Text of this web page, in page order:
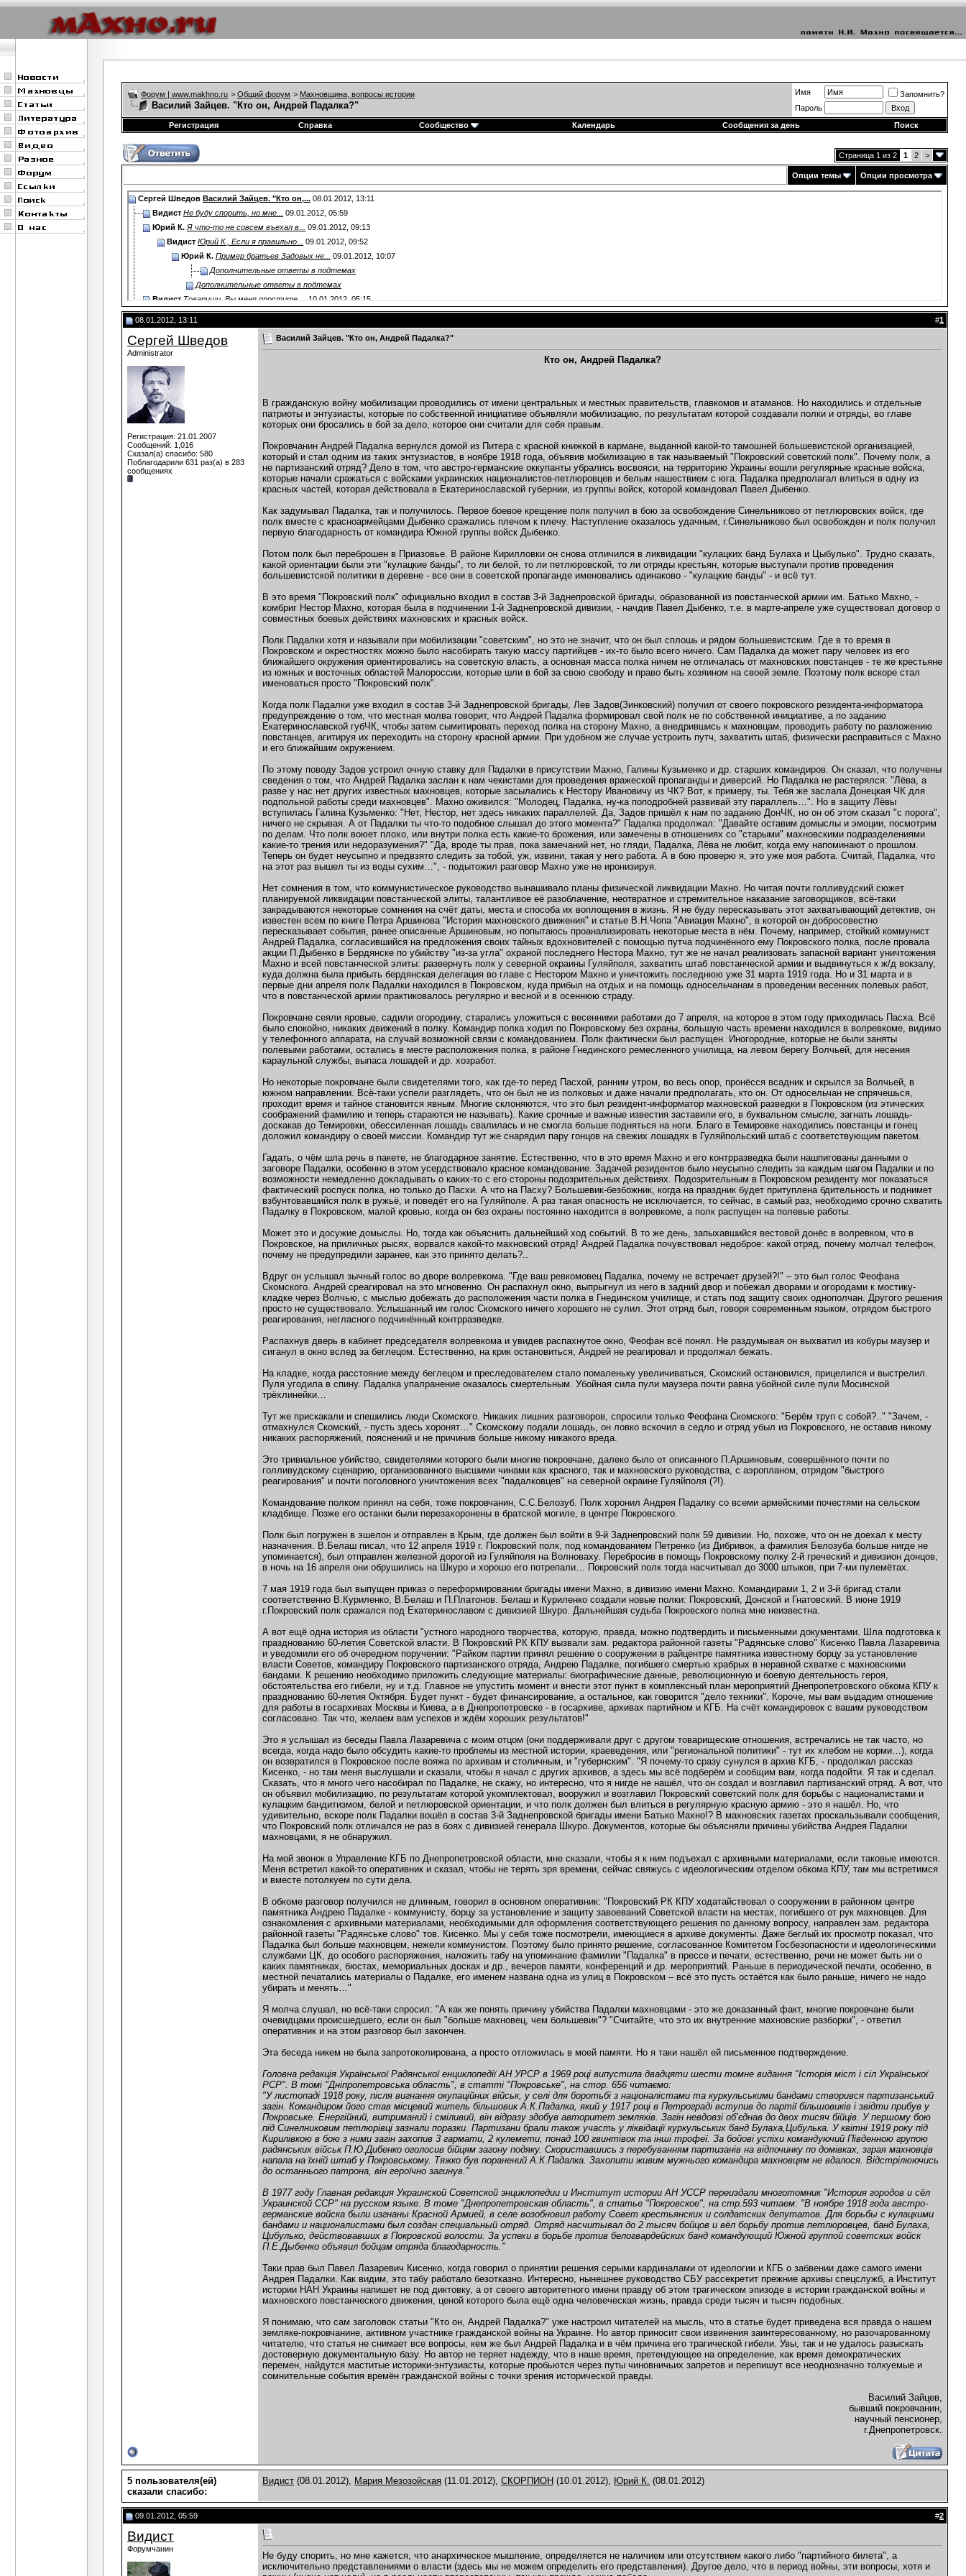
Форум | www.makhno.ru > Общий форум > Махновщина, вопросы истории
Василий Зайцев. "Кто он, Андрей Падалка?"
Имя
Запомнить?
Пароль
Регистрация
Справка Сообщество Календарь Сообщения за день Поиск
Страница 1 из 2 1 2 >
Опции темы Опции просмотра
Сергей Шведов Василий Зайцев. "Кто он,... 08.01.2012, 13:11
Видист Не буду спорить, но мне... 09.01.2012, 05:59
Юрий К. Я что-то не совсем въехал в... 09.01.2012, 09:13
Видист Юрий К., Если я правильно... 09.01.2012, 09:52
Юрий К. Пример братьев Задовых не... 09.01.2012, 10:07
Дополнительные ответы в подтемах
Дополнительные ответы в подтемах
Видист Товарищи, Вы меня простите,... 10.01.2012, 05:15
Юрий К. Попробую подойти с другой...10.01.2012,07:02
Видист Юрий К., Попробую подойти с...11.01.2012,06:46
Anarkhistka
я бы не пошёл работать в ВЧК,...11.01.2012,08:13
Гость
Не доверяю я его...12.01.2012, 16:33
Дополнительные ответы в подтемах
простите, а при нынешний... 10.01.2012,18:09
Видист Дубовик, "Анархически... 14.01.2012, 04:42
08.01.2012, 13:11 #1
Сергей Шведов
Administrator
Регистрация: 21.01.2007
Сообщений: 1,016
Сказал(а) спасибо: 580
Поблагодарили 631 раз(а) в 283
сообщениях
Василий Зайцев. "Кто он, Андрей Падалка?"
Кто он, Андрей Падалка?
В гражданскую войну мобилизации проводились от имени центральных и местных правительств, главкомов и атаманов. Но находились и отдельные
патриоты и энтузиасты, которые по собственной инициативе объявляли мобилизацию, по результатам которой создавали полки и отряды, во главе
которых они бросались в бой за дело, которое они считали для себя правым.
Покровчанин Андрей Падалка вернулся домой из Питера с красной книжкой в кармане, выданной какой-то тамошней большевистской организацией,
который и стал одним из таких энтузиастов, в ноябре 1918 года, объявив мобилизацию в так называемый "Покровский советский полк". Почему полк, а
не партизанский отряд? Дело в том, что австро-германские оккупанты убрались восвояси, на территорию Украины вошли регулярные красные войска,
которые начали сражаться с войсками украинских националистов-петлюровцев и белым нашествием с юга. Падалка предполагал влиться в одну из
красных частей, которая действовала в Екатеринославской губернии, из группы войск, которой командовал Павел Дыбенко.
Как задумывал Падалка, так и получилось. Первое боевое крещение полк получил в бою за освобождение Синельниково от петлюровских войск, где
полк вместе с красноармейцами Дыбенко сражались плечом к плечу. Наступление оказалось удачным, г.Синельниково был освобожден и полк получил
первую благодарность от командира Южной группы войск Дыбенко.
Потом полк был переброшен в Приазовье. В районе Кирилловки он снова отличился в ликвидации "кулацких банд Булаха и Цыбулько". Трудно сказать,
какой ориентации были эти "кулацкие банды", то ли белой, то ли петлюровской, то ли отряды крестьян, которые выступали против проведения
большевистской политики в деревне - все они в советской пропаганде именовались одинаково - "кулацкие банды" - и всё тут.
В это время "Покровский полк" официально входил в состав 3-й Заднепровской бригады, образованной из повстанческой армии им. Батько Махно, -
комбриг Нестор Махно, которая была в подчинении 1-й Заднепровской дивизии, - начдив Павел Дыбенко, т.е. в марте-апреле уже существовал договор о
совместных боевых действиях махновских и красных войск.
Полк Падалки хотя и называли при мобилизации "советским", но это не значит, что он был сплошь и рядом большевистским. Где в то время в
Покровском и окрестностях можно было насобирать такую массу партийцев - их-то было всего ничего. Сам Падалка да может пару человек из его
ближайшего окружения ориентировались на советскую власть, а основная масса полка ничем не отличалась от махновских повстанцев - те же крестьяне
из южных и восточных областей Малороссии, которые шли в бой за свою свободу и право быть хозяином на своей земле. Поэтому полк вскоре стал
именоваться просто "Покровский полк".
Когда полк Падалки уже входил в состав 3-й Заднепровской бригады, Лев Задов(Зинковский) получил от своего покровского резидента-информатора
предупреждение о том, что местная молва говорит, что Андрей Падалка формировал свой полк не по собственной инициативе, а по заданию
Екатеринославской губЧК, чтобы затем сымитировать переход полка на сторону Махно, а внедрившись к махновцам, проводить работу по разложению
повстанцев, агитируя их переходить на сторону красной армии. При удобном же случае устроить путч, захватить штаб, физически расправиться с Махно
и его ближайшим окружением.
По этому поводу Задов устроил очную ставку для Падалки в присутствии Махно, Галины Кузьменко и др. старших командиров. Он сказал, что получены
сведения о том, что Андрей Падалка заслан к нам чекистами для проведения вражеской пропаганды и диверсий. Но Падалка не растерялся: "Лёва, а
разве у нас нет других известных махновцев, которые засылались к Нестору Ивановичу из ЧК? Вот, к примеру, ты. Тебя же заслала Донецкая ЧК для
подпольной работы среди махновцев". Махно оживился: "Молодец, Падалка, ну-ка поподробней развивай эту параллель…". Но в защиту Лёвы
вступилась Галина Кузьменко: "Нет, Нестор, нет здесь никаких параллелей. Да, Задов пришёл к нам по заданию ДонЧК, но он об этом сказал "с порога",
ничего не скрывая. А от Падалки ты что-то подобное слышал до этого момента?" Падалка продолжал: "Давайте оставим домыслы и эмоции, посмотрим
по делам. Что полк воюет плохо, или внутри полка есть какие-то брожения, или замечены в отношениях со "старыми" махновскими подразделениями
какие-то трения или недоразумения?" "Да, вроде ты прав, пока замечаний нет, но гляди, Падалка, Лёва не любит, когда ему напоминают о прошлом.
Теперь он будет неусыпно и предвзято следить за тобой, уж, извини, такая у него работа. А в бою проверю я, это уже моя работа. Считай, Падалка, что
на этот раз вышел ты из воды сухим…", - подытожил разговор Махно уже не иронизируя.
Нет сомнения в том, что коммунистическое руководство вынашивало планы физической ликвидации Махно. Но читая почти голливудский сюжет
планируемой ликвидации повстанческой элиты, талантливое её разоблачение, неотвратное и стремительное наказание заговорщиков, всё-таки
закрадываются некоторые сомнения на счёт даты, места и способа их воплощения в жизнь. Я не буду пересказывать этот захватывающий детектив, он
известен всем по книге Петра Аршинова "История махновского движения" и статье В.Н.Чопа "Авиация Махно", в которой он добросовестно
пересказывает события, ранее описанные Аршиновым, но попытаюсь проанализировать некоторые места в нём. Почему, например, стойкий коммунист
Андрей Падалка, согласившийся на предложения своих тайных вдохновителей с помощью путча подчинённого ему Покровского полка, после провала
акции П.Дыбенко в Бердянске по убийству "из-за угла" охраной последнего Нестора Махно, тут же не начал реализовать запасной вариант уничтожения
Махно и всей повстанческой элиты: развернуть полк у северной окраины Гуляйполя, захватить штаб повстанческой армии и выдвинуться к ж/д вокзалу,
куда должна была прибыть бердянская делегация во главе с Нестором Махно и уничтожить последнюю уже 31 марта 1919 года. Но и 31 марта и в
первые дни апреля полк Падалки находился в Покровском, куда прибыл на отдых и на помощь односельчанам в проведении весенних полевых работ,
что в повстанческой армии практиковалось регулярно и весной и в осеннюю страду.
Покровчане сеяли яровые, садили огородину, старались уложиться с весенними работами до 7 апреля, на которое в этом году приходилась Пасха. Всё
было спокойно, никаких движений в полку. Командир полка ходил по Покровскому без охраны, большую часть времени находился в волревкоме, видимо
у телефонного аппарата, на случай возможной связи с командованием. Полк фактически был распущен. Иногородние, которые не были заняты
полевыми работами, остались в месте расположения полка, в районе Гнединского ремесленного училища, на левом берегу Волчьей, для несения
караульной службы, выпаса лошадей и др. хозработ.
Но некоторые покровчане были свидетелями того, как где-то перед Пасхой, ранним утром, во весь опор, пронёсся всадник и скрылся за Волчьей, в
южном направлении. Всё-таки успели разглядеть, что он был не из полковых и даже начали предполагать, кто он. От односельчан не спрячешься,
проходит время и тайное становится явным. Многие склоняются, что это был резидент-информатор махновской разведки в Покровском (из этических
соображений фамилию и теперь стараются не называть). Какие срочные и важные известия заставили его, в буквальном смысле, загнать лошадь-
доскакав до Темировки, обессиленная лошадь свалилась и не смогла больше подняться на ноги. Благо в Темировке находились повстанцы и гонец
доложил командиру о своей миссии. Командир тут же снарядил пару гонцов на свежих лошадях в Гуляйпольский штаб с соответствующим пакетом.
Гадать, о чём шла речь в пакете, не благодарное занятие. Естественно, что в это время Махно и его контрразведка были нашпигованы данными о
заговоре Падалки, особенно в этом усердствовало красное командование. Задачей резидентов было неусыпно следить за каждым шагом Падалки и по
возможности немедленно докладывать о каких-то с его стороны подозрительных действиях. Подозрительным в Покровском резиденту мог показаться
фактический роспуск полка, но только до Пасхи. А что на Пасху? Большевик-безбожник, когда на праздник будет притуплена бдительность и поднимет
взбунтовавшийся полк в ружьё, и поведёт его на Гуляйполе. А раз такая опасность не исключается, то сейчас, в самый раз, необходимо срочно схватить
Падалку в Покровском, малой кровью, когда он без охраны постоянно находится в волревкоме, а полк распущен на полевые работы.
Может это и досужие домыслы. Но, тогда как объяснить дальнейший ход событий. В то же день, запыхавшийся вестовой донёс в волревком, что в
Покровское, на приличных рысях, ворвался какой-то махновский отряд! Андрей Падалка почувствовал недоброе: какой отряд, почему молчал телефон,
почему не предупредили заранее, как это принято делать?..
Вдруг он услышал зычный голос во дворе волревкома. "Где ваш ревкомовец Падалка, почему не встречает друзей?!" – это был голос Феофана
Скомского. Андрей среагировал на это мгновенно. Он распахнул окно, выпрыгнул из него в задний двор и побежал дворами и огородами к мостику-
кладке через Волчью, с мыслью добежать до расположения части полка в Гнединском училище, и стать под защиту своих однополчан. Другого решения
просто не существовало. Услышанный им голос Скомского ничего хорошего не сулил. Этот отряд был, говоря современным языком, отрядом быстрого
реагирования, негласного подчинённый контрразведке.
Распахнув дверь в кабинет председателя волревкома и увидев распахнутое окно, Феофан всё понял. Не раздумывая он выхватил из кобуры маузер и
сиганул в окно вслед за беглецом. Естественно, на крик остановиться, Андрей не реагировал и продолжал бежать.
На кладке, когда расстояние между беглецом и преследователем стало помаленьку увеличиваться, Скомский остановился, прицелился и выстрелил.
Пуля угодила в спину. Падалка упалранение оказалось смертельным. Убойная сила пули маузера почти равна убойной силе пули Мосинской
трёхлинейки…
Тут же прискакали и спешились люди Скомского. Никаких лишних разговоров, спросили только Феофана Скомского: "Берём труп с собой?.." "Зачем, -
отмахнулся Скомский, - пусть здесь хоронят…" Скомскому подали лошадь, он ловко вскочил в седло и отряд убыл из Покровского, не оставив никому
никаких распоряжений, пояснений и не причинив больше никому никакого вреда.
Это тривиальное убийство, свидетелями которого были многие покровчане, далеко было от описанного П.Аршиновым, совершённого почти по
голливудскому сценарию, организованного высшими чинами как красного, так и махновского руководства, с аэропланом, отрядом "быстрого
реагирования" и почти поголовного уничтожения всех "падалковцев" на северной окраине Гуляйполя (?!).
Командование полком принял на себя, тоже покровчанин, С.С.Белозуб. Полк хоронил Андрея Падалку со всеми армейскими почестями на сельском
кладбище. Позже его останки были перезахоронены в братской могиле, в центре Покровского.
Полк был погружен в эшелон и отправлен в Крым, где должен был войти в 9-й Заднепровский полк 59 дивизии. Но, похоже, что он не доехал к месту
назначения. В.Белаш писал, что 12 апреля 1919 г. Покровский полк, под командованием Петренко (из Дибривок, а фамилия Белозуба больше нигде не
упоминается), был отправлен железной дорогой из Гуляйполя на Волноваху. Перебросив в помощь Покровскому полку 2-й греческий и дивизион донцов,
в ночь на 16 апреля они обрушились на Шкуро и хорошо его потрепали… Покровский полк тогда насчитывал до 3000 штыков, при 7-ми пулемётах.
7 мая 1919 года был выпущен приказ о переформировании бригады имени Махно, в дивизию имени Махно. Командирами 1, 2 и 3-й бригад стали
соответственно В.Куриленко, В.Белаш и П.Платонов. Белаш и Куриленко создали новые полки: Покровский, Донской и Гнатовский. В июне 1919
г.Покровский полк сражался под Екатеринославом с дивизией Шкуро. Дальнейшая судьба Покровского полка мне неизвестна.
А вот ещё одна история из области "устного народного творчества, которую, правда, можно подтвердить и письменными документами. Шла подготовка к
празднованию 60-летия Советской власти. В Покровский РК КПУ вызвали зам. редактора районной газеты "Радянське слово" Кисенко Павла Лазаревича
и уведомили его об очередном поручении: "Райком партии принял решение о сооружении в райцентре памятника известному борцу за установление
власти Советов, командиру Покровского партизанского отряда, Андрею Падалке, погибшего смертью храбрых в неравной схватке с махновскими
бандами. К решению необходимо приложить следующие материалы: биографические данные, революционную и боевую деятельность героя,
обстоятельства его гибели, ну и т.д. Главное не упустить момент и внести этот пункт в комплексный план мероприятий Днепропетровского обкома КПУ к
празднованию 60-летия Октября. Будет пункт - будет финансирование, а остальное, как говорится "дело техники". Короче, мы вам выдадим отношение
для работы в госархивах Москвы и Киева, а в Днепропетровске - в госархиве, архивах партийном и КГБ. На счёт командировок с вашим руководством
согласовано. Так что, желаем вам успехов и ждём хороших результатов!"
Это я услышал из беседы Павла Лазаревича с моим отцом (они поддерживали друг с другом товарищеские отношения, встречались не так часто, но
всегда, когда надо было обсудить какие-то проблемы из местной истории, краеведения, или "региональной политики" - тут их хлебом не корми…), когда
он возвратился в Покровское после вояжа по архивам и столичным, и "губернским". "Я почему-то сразу сунулся в архив КГБ, - продолжал рассказ
Кисенко, - но там меня выслушали и сказали, чтобы я начал с других архивов, а здесь мы всё подберём и сообщим вам, когда подойти. Я так и сделал.
Сказать, что я много чего насобирал по Падалке, не скажу, но интересно, что я нигде не нашёл, что он создал и возглавил партизанский отряд. А вот, что
он объявил мобилизацию, по результатам которой укомплектовал, вооружил и возглавил Покровский советский полк для борьбы с националистами и
кулацким бандитизмом, белой и петлюровской ориентации, и что полк должен был влиться в регулярную красную армию - это я нашёл. Но, что
удивительно, вскоре полк Падалки вошёл в состав 3-й Заднепровской бригады имени Батько Махно!? В махновских газетах проскальзывали сообщения,
что Покровский полк отличался не раз в боях с дивизией генерала Шкуро. Документов, которые бы объясняли причины убийства Андрея Падалки
махновцами, я не обнаружил.
На мой звонок в Управление КГБ по Днепропетровской области, мне сказали, чтобы я к ним подъехал с архивными материалами, если таковые имеются.
Меня встретил какой-то оперативник и сказал, чтобы не терять зря времени, сейчас свяжусь с идеологическим отделом обкома КПУ, там мы встретимся
и вместе потолкуем по сути дела.
В обкоме разговор получился не длинным, говорил в основном оперативник: "Покровский РК КПУ ходатайствовал о сооружении в районном центре
памятника Андрею Падалке - коммунисту, борцу за установление и защиту завоеваний Советской власти на местах, погибшего от рук махновцев. Для
ознакомления с архивными материалами, необходимыми для оформления соответствующего решения по данному вопросу, направлен зам. редактора
районной газеты "Радянське слово" тов. Кисенко. Мы у себя тоже посмотрели, имеющиеся в архиве документы. Даже беглый их просмотр показал, что
Падалка был больше махновцем, нежели коммунистом. Поэтому было принято решение, согласованное Комитетом Госбезопасности и идеологическими
службами ЦК, до особого распоряжения, наложить табу на упоминание фамилии "Падалка" в прессе и печати, естественно, речи не может быть ни о
каких памятниках, бюстах, мемориальных досках и др., вечеров памяти, конференций и др. мероприятий. Раньше в периодической печати, особенно, в
местной печатались материалы о Падалке, его именем названа одна из улиц в Покровском – всё это пусть остаётся как было раньше, ничего не надо
убирать и менять…"
Я молча слушал, но всё-таки спросил: "А как же понять причину убийства Падалки махновцами - это же доказанный факт, многие покровчане были
очевидцами происшедшего, если он был "больше махновец, чем большевик"? "Считайте, что это их внутренние махновские разборки", - ответил
оперативник и на этом разговор был закончен.
Эта беседа никем не была запротоколирована, а просто отложилась в моей памяти. Но я таки нашёл ей письменное подтверждение.
Головна редакція Української Радянської енциклопедії АН УРСР в 1969 році випустила двадцяти шести томне видання "Історія міст і сіл Української
РСР". В томі "Дніпропетровська область", в статті "Покровське", на стор. 656 читаємо:
"У листопаді 1918 року, після вигнання окупаційних військ, у селі для боротьбі з націоналістами та куркульськими бандами створився партизанський
загін. Командиром його став місцевий житель більшовик А.К.Падалка, який у 1917 році в Петрограді вступив до партії більшовиків і звідти прибув у
Покровське. Енергійний, витриманий і сміливий, він відразу здобув авторитет земляків. Загін невдовзі об’єднав до двох тисяч бійців. У першому бою
під Синелниковим петлюрівці зазнали поразки. Партизани брали також участь у ліквідації куркульських банд Булаха,Цибулька. У квітні 1919 року під
Кирилівкою в бою з ними загін захопив 3 гармати, 2 кулемети, понад 100 гвинтівок та інші трофеї. За бойові успіхи командуючий Південною групою
радянських військ П.Ю.Дибенко оголосив бійцям загону подяку. Скориставшись з перебуванням партизанів на відпочинку по домівках, зграя махновців
напала на їхній штаб у Покровському. Тяжко був поранений А.К.Падалка. Захопити живим мужнього командира махновцям не вдалося. Відстрілюючись
до останнього патрона, він героїчно загинув."
В 1977 году Главная редакция Украинской Советской энциклопедии и Институт истории АН УССР переиздали многотомник "История городов и сёл
Украинской ССР" на русском языке. В томе "Днепропетровская область", в статье "Покровское", на стр.593 читаем: "В ноябре 1918 года австро-
германские войска были изгнаны Красной Армией, в селе возобновил работу Совет крестьянских и солдатских депутатов. Для борьбы с кулацкими
бандами и националистами был создан специальный отряд. Отряд насчитывал до 2 тысяч бойцов и вёл борьбу против петлюровцев, банд Булаха,
Цибулько, действовавших в Покровской волости. За успехи в борьбе против белогвардейских банд командующий Южной группой советских войск
П.Е.Дыбенко объявил бойцам отряда благодарность."
Таки прав был Павел Лазаревич Кисенко, когда говорил о принятии решения серыми кардиналами от идеологии и КГБ о забвении даже самого имени
Андрея Падалки. Как видим, это табу работало безотказно. Интересно, нынешнее руководство СБУ рассекретит прежние архивы спецслужб, а Институт
истории НАН Украины напишет не под диктовку, а от своего авторитетного имени правду об этом трагическом эпизоде в истории гражданской войны и
махновского повстанческого движения, ценой которого была ещё одна человеческая жизнь, правда среди тысяч и тысяч подобных.
Я понимаю, что сам заголовок статьи "Кто он, Андрей Падалка?" уже настроил читателей на мысль, что в статье будет приведена вся правда о нашем
земляке-покровчанине, активном участнике гражданской войны на Украине. Но автор приносит свои извинения заинтересованному, но разочарованному
читателю, что статья не снимает все вопросы, кем же был Андрей Падалка и в чём причина его трагической гибели. Увы, так и не удалось разыскать
достоверную документальную базу. Но автор не теряет надежду, что в наше время, претендующее на определение, как время демократических
перемен, найдутся маститые историки-энтузиасты, которые пробьются через путы чиновничьих запретов и перепишут все неоднозначно толкуемые и
сомнительные события времён гражданской войны с точки зрения исторической правды.
Василий Зайцев,
бывший покровчанин,
научный пенсионер,
г.Днепропетровск.
5 пользователя(ей)
сказали cпасибо:
Видист (08.01.2012), Мария Мезозойская (11.01.2012), СКОРПИОН (10.01.2012), Юрий К. (08.01.2012)
09.01.2012, 05:59 #2
Видист
Форумчанин
Не буду спорить, но мне кажется, что анархическое мышление, определяется не наличием или отсутствием какого либо "партийного билета", а
исключительно представлениями о власти (здесь мы не можем определить его представления). Другое дело, что в период войны, эти вопросы, хотя и